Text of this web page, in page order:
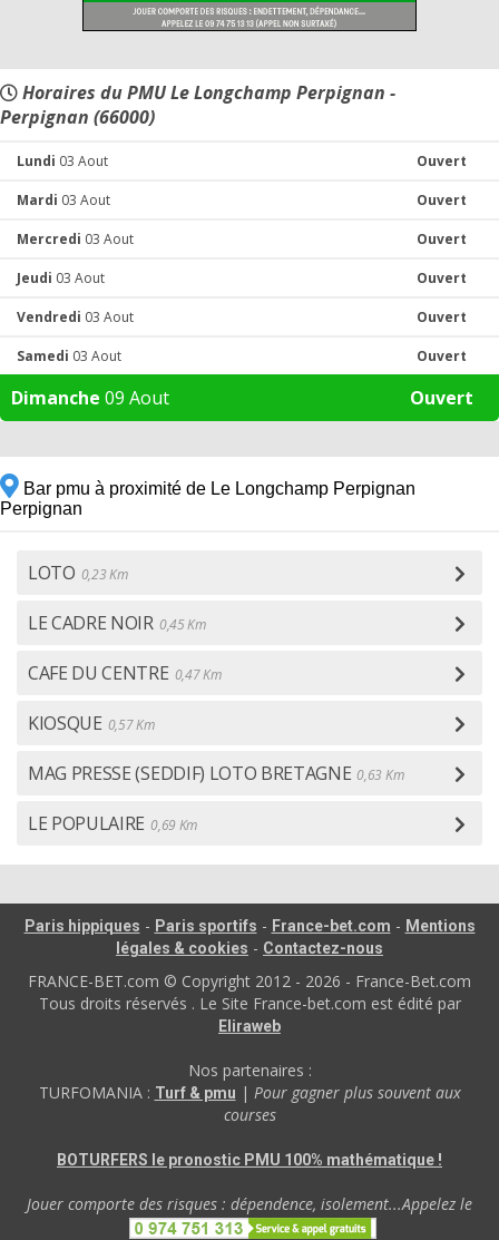
Horaires du PMU Le Longchamp Perpignan -
Perpignan (66000)
Lundi 03 Aout Ouvert
Mardi 03 Aout Ouvert
Mercredi 03 Aout Ouvert
Jeudi 03 Aout Ouvert
Vendredi 03 Aout Ouvert
Samedi 03 Aout Ouvert
Dimanche 09 Aout Ouvert
Bar pmu à proximité de Le Longchamp Perpignan
Perpignan
LOTO 0,23 Km
LE CADRE NOIR 0,45 Km
CAFE DU CENTRE 0,47 Km
KIOSQUE 0,57 Km
MAG PRESSE (SEDDIF) LOTO BRETAGNE 0,63 Km
LE POPULAIRE 0,69 Km
Paris hippiques - Paris sportifs - France-bet.com - Mentions
légales & cookies - Contactez-nous
FRANCE-BET.com © Copyright 2012 - 2026 - France-Bet.com
Tous droits réservés . Le Site France-bet.com est édité par
Eliraweb
Nos partenaires :
TURFOMANIA : Turf & pmu | Pour gagner plus souvent aux
courses
BOTURFERS le pronostic PMU 100% mathématique !
Jouer comporte des risques : dépendence, isolement...Appelez le